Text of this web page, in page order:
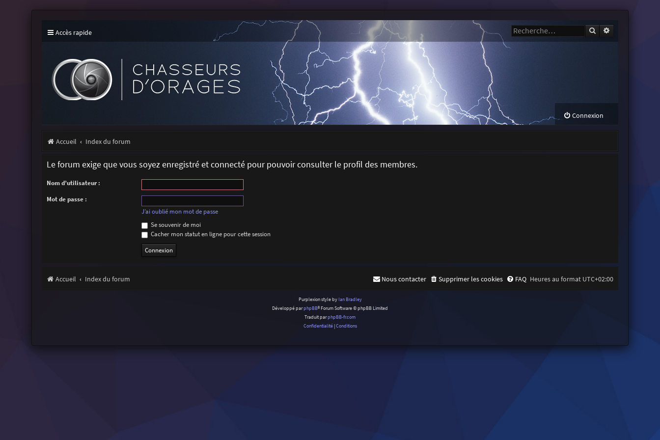
Accès rapide Rechercher
Connexion
Accueil Index du forum
Le forum exige que vous soyez enregistré et connecté pour pouvoir consulter le profil des membres.
Nom d’utilisateur :
Mot de passe :
J’ai oublié mon mot de passe
Se souvenir de moi
Cacher mon statut en ligne pour cette session
Accueil Index du forum Heures au format UTC+02:00
FAQ
Supprimer les cookies
Nous contacter
Purplexion style by Ian Bradley
Développé parphpBB® Forum Software © phpBB Limited
Traduit parphpBB-fr.com
Confidentialité|Conditions